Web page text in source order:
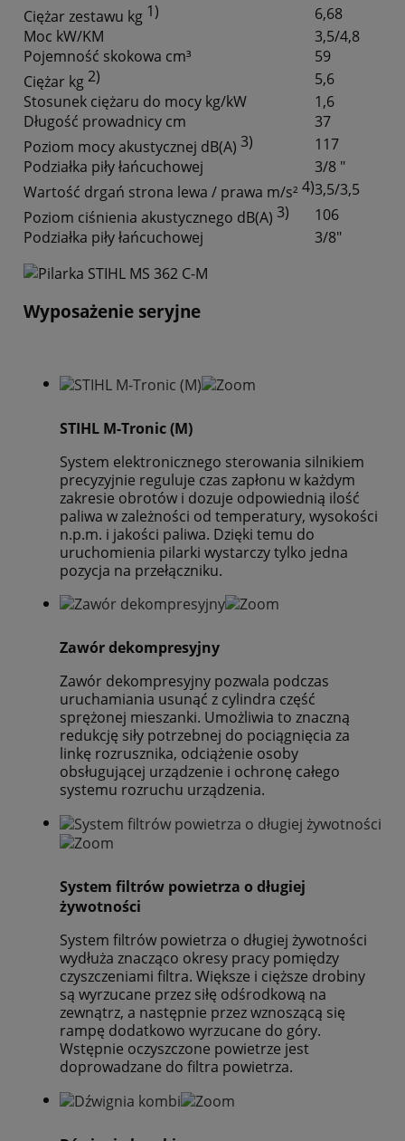
Ciężar zestawu kg 1)
6,68
Moc kW/KM
3,5/4,8
Pojemność skokowa cm³
59
Ciężar kg2)
5,6
Stosunek ciężaru do mocy kg/kW
1,6
Długość prowadnicy cm
37
Poziom mocy akustycznej dB(A) 3)
117
Podziałka piły łańcuchowej
3/8 "
Wartość drgań strona lewa / prawa m/s² 4)3,5/3,5
Poziom ciśnienia akustycznego dB(A) 3)
106
Podziałka piły łańcuchowej
3/8"
Wyposażenie seryjne
STIHL M-Tronic (M)
System elektronicznego sterowania silnikiem
precyzyjnie reguluje czas zapłonu w każdym
zakresie obrotów i dozuje odpowiednią ilość
paliwa w zależności od temperatury, wysokości
n.p.m. i jakości paliwa. Dzięki temu do
uruchomienia pilarki wystarczy tylko jedna
pozycja na przełączniku.
Zawór dekompresyjny
Zawór dekompresyjny pozwala podczas
uruchamiania usunąć z cylindra część
sprężonej mieszanki. Umożliwia to znaczną
redukcję siły potrzebnej do pociągnięcia za
linkę rozrusznika, odciążenie osoby
obsługującej urządzenie i ochronę całego
systemu rozruchu urządzenia.
System filtrów powietrza o długiej
żywotności
System filtrów powietrza o długiej żywotności
wydłuża znacząco okresy pracy pomiędzy
czyszczeniami filtra. Większe i cięższe drobiny
są wyrzucane przez siłę odśrodkową na
zewnątrz, a następnie przez wznoszącą się
rampę dodatkowo wyrzucane do góry.
Wstępnie oczyszczone powietrze jest
doprowadzane do filtra powietrza.